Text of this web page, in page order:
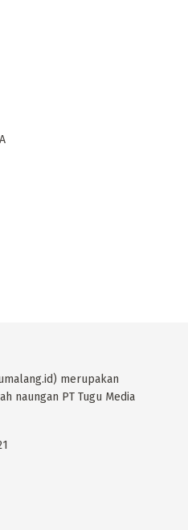
merupakan
naungan PT Tugu Media